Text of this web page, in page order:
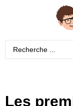
Les